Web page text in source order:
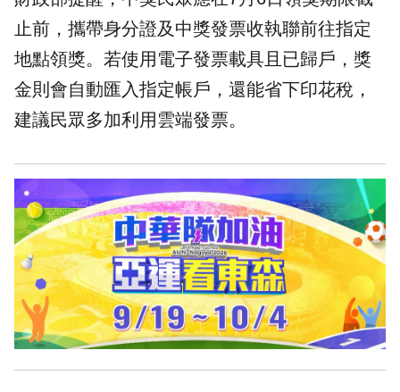
止前，攜帶身分證及中獎發票收執聯前往指定
地點領獎。若使用電子發票載具且已歸戶，獎
金則會自動匯入指定帳戶，還能省下印花稅，
建議民眾多加利用雲端發票。